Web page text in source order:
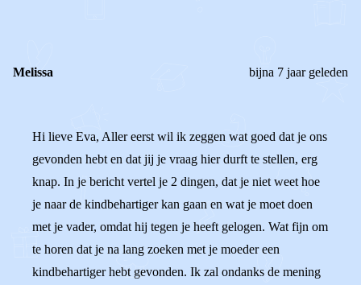
Melissa bijna 7 jaar geleden
Hi lieve Eva, Aller eerst wil ik zeggen wat goed dat je ons
gevonden hebt en dat jij je vraag hier durft te stellen, erg
knap. In je bericht vertel je 2 dingen, dat je niet weet hoe
je naar de kindbehartiger kan gaan en wat je moet doen
met je vader, omdat hij tegen je heeft gelogen. Wat fijn om
te horen dat je na lang zoeken met je moeder een
kindbehartiger hebt gevonden. Ik zal ondanks de mening